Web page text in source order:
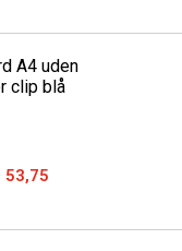
A4 uden
clip blå
53,75